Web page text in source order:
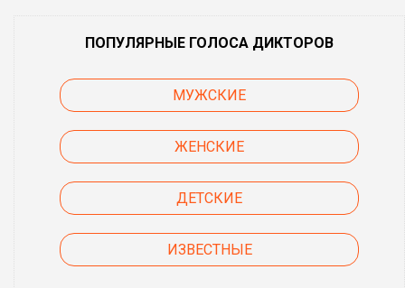
ПОПУЛЯРНЫЕ ГОЛОСА ДИКТОРОВ
МУЖСКИЕ
ЖЕНСКИЕ
ДЕТСКИЕ
ИЗВЕСТНЫЕ